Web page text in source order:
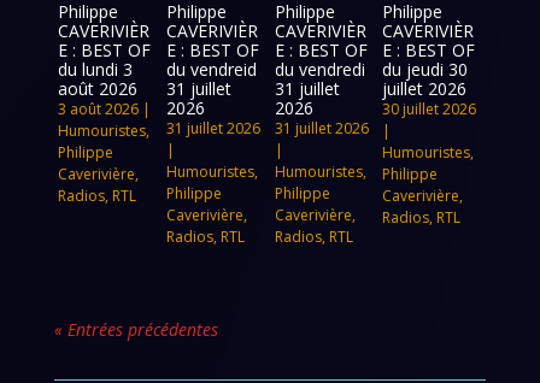
Philippe
CAVERIVIÈR
E : BEST OF
du lundi 3
août 2026
3 août 2026 |
Humouristes,
Philippe
Caverivière,
Radios, RTL
Philippe
CAVERIVIÈR
E : BEST OF
du vendreid
31 juillet
2026
31 juillet 2026
|
Humouristes,
Philippe
Caverivière,
Radios, RTL
Philippe
CAVERIVIÈR
E : BEST OF
du vendredi
31 juillet
2026
31 juillet 2026
|
Humouristes,
Philippe
Caverivière,
Radios, RTL
Philippe
CAVERIVIÈR
E : BEST OF
du jeudi 30
juillet 2026
30 juillet 2026
|
Humouristes,
Philippe
Caverivière,
Radios, RTL
« Entrées précédentes